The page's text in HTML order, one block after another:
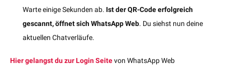
Warte einige Sekunden ab. Ist der QR-Code erfolgreich
gescannt, öffnet sich WhatsApp Web. Du siehst nun deine
aktuellen Chatverläufe.
Hier gelangst du zur Login Seitevon WhatsApp Web